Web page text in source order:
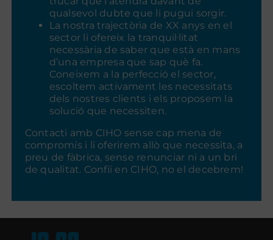
qualsevol dubte que li pugui sorgir.
La nostra trajectòria de XX anys en el
sector li ofereix la tranquil·litat
necessària de saber que està en mans
d’una empresa que sap què fa.
Coneixem a la perfecció el sector,
escoltem activament les necessitats
dels nostres clients i els proposem la
solució que necessiten.
Contacti amb CIHO sense cap mena de
compromís i li oferirem allò que necessita, a
preu de fàbrica, sense renunciar ni a un bri
de qualitat. Confiï en CIHO, no el decebrem!